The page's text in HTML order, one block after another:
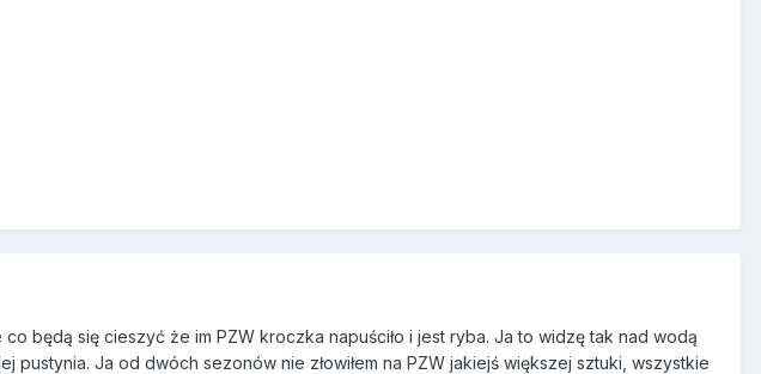
będą się cieszyć że im PZW kroczka napuściło i jest ryba. Ja to widzę tak nad wodą
Ja od dwóch sezonów nie złowiłem na PZW jakiejś większej sztuki, wszystkie